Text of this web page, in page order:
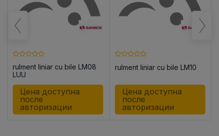
rulment liniar cu bile LM08
LUU
Цена доступна
после
авторизации
rulment liniar cu bile LM10
Цена доступна
после
авторизации